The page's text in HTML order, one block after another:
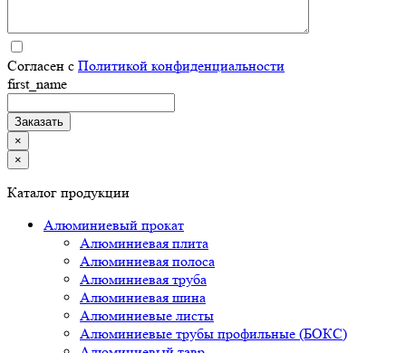
Согласен с Политикой конфиденциальности
first_name
×
×
Каталог продукции
Алюминиевый прокат
Алюминиевая плита
Алюминиевая полоса
Алюминиевая труба
Алюминиевая шина
Алюминиевые листы
Алюминиевые трубы профильные (БОКС)